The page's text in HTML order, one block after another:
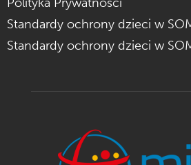
Standardy ochrony dzieci w
Standardy ochrony dzieci w